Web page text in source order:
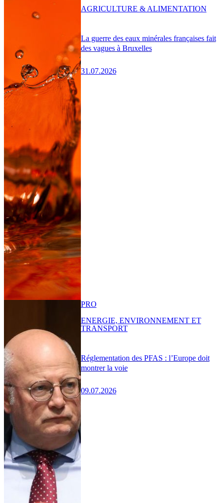
La guerre des eaux minérales françaises fait
des vagues à Bruxelles
31.07.2026
AGRICULTURE & ALIMENTATION
Réglementation des PFAS : l’Europe doit
montrer la voie
09.07.2026
PRO
ENERGIE, ENVIRONNEMENT ET
TRANSPORT